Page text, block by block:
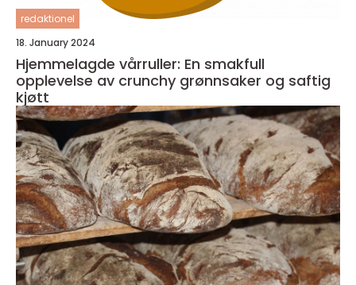
redaktionel
18. January 2024
Hjemmelagde vårruller: En smakfull
opplevelse av crunchy grønnsaker og saftig
kjøtt